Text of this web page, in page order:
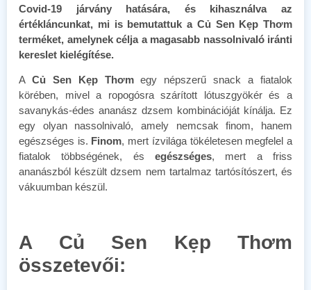
Covid-19 járvány hatására, és kihasználva az
értékláncunkat, mi is bemutattuk a Củ Sen Kẹp Thơm
terméket, amelynek célja a magasabb nassolnivaló iránti
kereslet kielégítése.
A Củ Sen Kẹp Thơmegy népszerű snack a fiatalok
körében, mivel a ropogósra szárított lótuszgyökér és a
savanykás-édes ananász dzsem kombinációját kínálja. Ez
egy olyan nassolnivaló, amely nemcsak finom, hanem
egészséges is. Finom, mert ízvilága tökéletesen megfelel a
fiatalok többségének, és egészséges, mert a friss
ananászból készült dzsem nem tartalmaz tartósítószert, és
vákuumban készül.
A Củ Sen Kẹp Thơm
összetevői: